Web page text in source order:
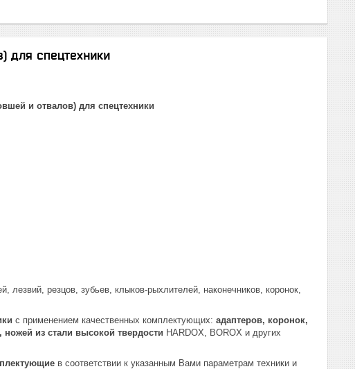
для спецтехники
и отвалов) для спецтехники
резцов, зубьев, клыков-рыхлителей, наконечников, коронок,
с применением качественных комплектующих: адаптеров, коронок,
из стали высокой твердости HARDOX, BOROX и других
в соответствии к указанным Вами параметрам техники и